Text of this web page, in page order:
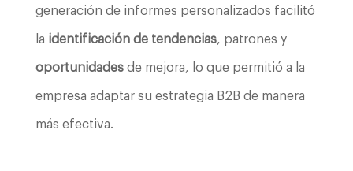
generación de informes personalizados facilitó
la identificación de tendencias, patrones y
oportunidadesde mejora, lo que permitió a la
empresa adaptar su estrategia B2B de manera
más efectiva.